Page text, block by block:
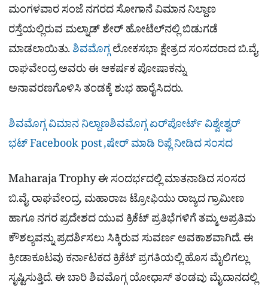
ಮಂಗಳವಾರ ಸಂಜೆ ನಗರದ ಸೋಗಾನೆ ವಿಮಾನ ನಿಲ್ದಾಣ
ರಸ್ತೆಯಲ್ಲಿರುವ ಮಲ್ನಾಡ್ ಶೇರ್ ಹೋಟೆಲ್‌ನಲ್ಲಿ ಬಿಡುಗಡೆ
ಮಾಡಲಾಯಿತು.ಶಿವಮೊಗ್ಗಲೋಕಸಭಾ ಕ್ಷೇತ್ರದ ಸಂಸದರಾದ ಬಿ.ವೈ.
ರಾಘವೇಂದ್ರ ಅವರು ಈ ಆಕರ್ಷಕ ಪೋಷಾಕನ್ನು
ಅನಾವರಣಗೊಳಿಸಿ ತಂಡಕ್ಕೆ ಶುಭ ಹಾರೈಸಿದರು.
ಶಿವಮೊಗ್ಗ ವಿಮಾನ ನಿಲ್ದಾಣಶಿವಮೊಗ್ಗ ಏರ್​ಪೋರ್ಟ್​ ವಿಶ್ವೇಶ್ವರ್​
ಭಟ್​ Facebook post ,ಷೇರ್ ಮಾಡಿ ರಿಪ್ಲೆ ನೀಡಿದ ಸಂಸದ
Maharaja Trophy ಈ ಸಂದರ್ಭದಲ್ಲಿ ಮಾತನಾಡಿದ ಸಂಸದ
ಬಿ.ವೈ. ರಾಘವೇಂದ್ರ, ಮಹಾರಾಜ ಟ್ರೋಫಿಯು ರಾಜ್ಯದ ಗ್ರಾಮೀಣ
ಹಾಗೂ ನಗರ ಪ್ರದೇಶದ ಯುವ ಕ್ರಿಕೆಟ್ ಪ್ರತಿಭೆಗಳಿಗೆ ತಮ್ಮ ಅಪ್ರತಿಮ
ಕೌಶಲ್ಯವನ್ನು ಪ್ರದರ್ಶಿಸಲು ಸಿಕ್ಕಿರುವ ಸುವರ್ಣ ಅವಕಾಶವಾಗಿದೆ. ಈ
ಕ್ರೀಡಾಕೂಟವು ಕರ್ನಾಟಕದ ಕ್ರಿಕೆಟ್ ಪ್ರಗತಿಯಲ್ಲಿ ಹೊಸ ಮೈಲಿಗಲ್ಲು
ಸೃಷ್ಟಿಸುತ್ತಿದೆ. ಈ ಬಾರಿ ಶಿವಮೊಗ್ಗ ಯೋಧಾಸ್ ತಂಡವು ಮೈದಾನದಲ್ಲಿ